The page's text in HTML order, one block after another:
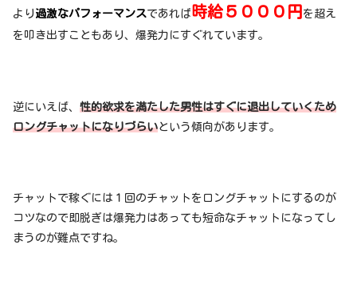
より 過激なパフォーマンスであれば時給５０００円 を超え
を叩き出すこともあり、爆発力にすぐれています。
逆にいえば、 性的欲求を満たした男性はすぐに退出していくため
ロングチャットになりづらいという傾向があります。
チャットで稼ぐには１回のチャットをロングチャットにするのが
コツなので即脱ぎは爆発力はあっても短命なチャットになってし
まうのが難点ですね。